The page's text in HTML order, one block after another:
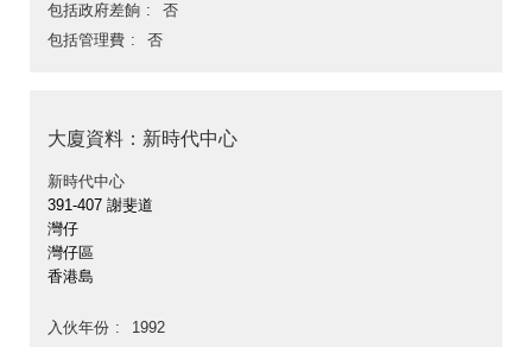
包括政府差餉
否
包括管理費
否
大廈資料：新時代中心
新時代中心
391-407 謝斐道
灣仔
灣仔區
香港島
入伙年份
1992